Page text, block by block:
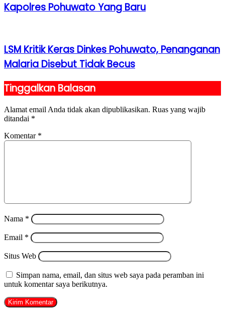
Kapolres Pohuwato Yang Baru
LSM Kritik Keras Dinkes Pohuwato, Penanganan
Malaria Disebut Tidak Becus
Tinggalkan Balasan
Alamat email Anda tidak akan dipublikasikan. Ruas yang wajib
ditandai *
Komentar *
Nama *
Email *
Situs Web
Simpan nama, email, dan situs web saya pada peramban ini
untuk komentar saya berikutnya.